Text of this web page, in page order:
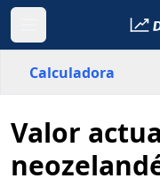
Calculadora
Nueva Zelanda
País
Valor